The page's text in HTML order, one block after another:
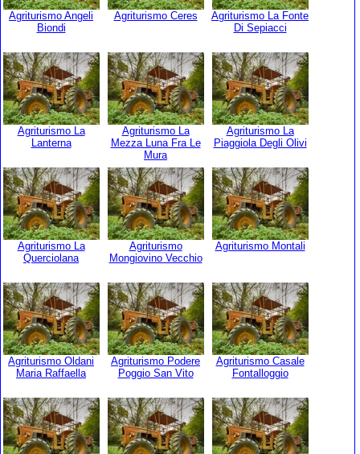
Agriturismo Angeli
Biondi
Agriturismo Ceres
Agriturismo La Fonte
Di Sepiacci
Agriturismo La
Lanterna
Agriturismo La
Mezza Luna Fra Le
Mura
Agriturismo La
Piaggiola Degli Olivi
Agriturismo La
Querciolana
Agriturismo
Mongiovino Vecchio
Agriturismo Montali
Agriturismo Oldani
Maria Raffaella
Agriturismo Podere
Poggio San Vito
Agriturismo Casale
Fontalloggio